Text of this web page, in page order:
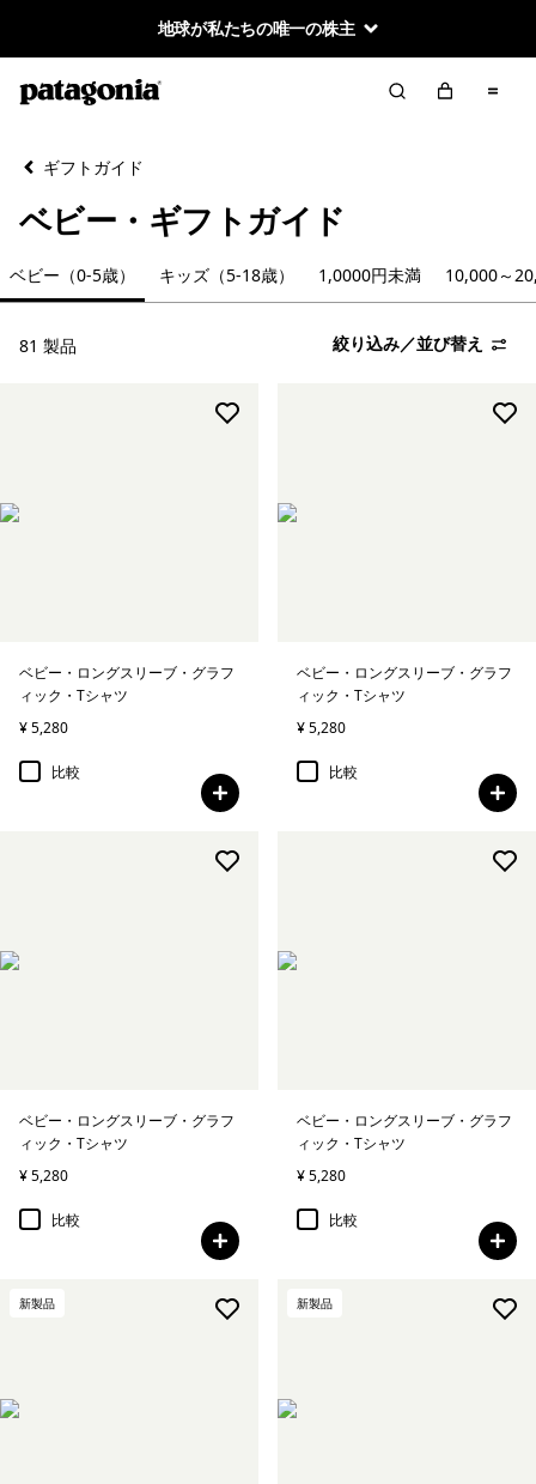
地球が私たちの唯一の株主
絞り込み／並び替え
絞り込み
カテゴリー
ベビー（0-5歳）
キッズ（5-18歳）
1,0000円未満
絞り込み
キッズ
絞り込み
容量
絞り込み
ギフトガイド
ベビー・ギフトガイド
ベビー（0-5歳） キッズ（5-18歳） 1,0000円未満 10,000～
81 製品 絞り込み／並び替え
ベビー・ロングスリーブ・グラフ
ィック・Tシャツ
¥ 5,280
比較
ベビー・ロングスリーブ・グラフ
ィック・Tシャツ
¥ 5,280
比較
ベビー・ロングスリーブ・グラフ
ィック・Tシャツ
¥ 5,280
比較
ベビー・ロングスリーブ・グラフ
ィック・Tシャツ
¥ 5,280
比較
新製品 新製品